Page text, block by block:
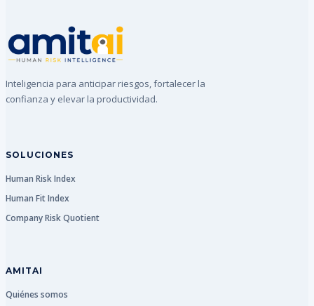
Inteligencia para anticipar riesgos, fortalecer la
confianza y elevar la productividad.
SOLUCIONES
Human Risk Index
Human Fit Index
Company Risk Quotient
AMITAI
Quiénes somos